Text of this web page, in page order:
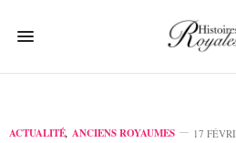
ACTUALITÉ, ANCIENS ROYAUMES 17